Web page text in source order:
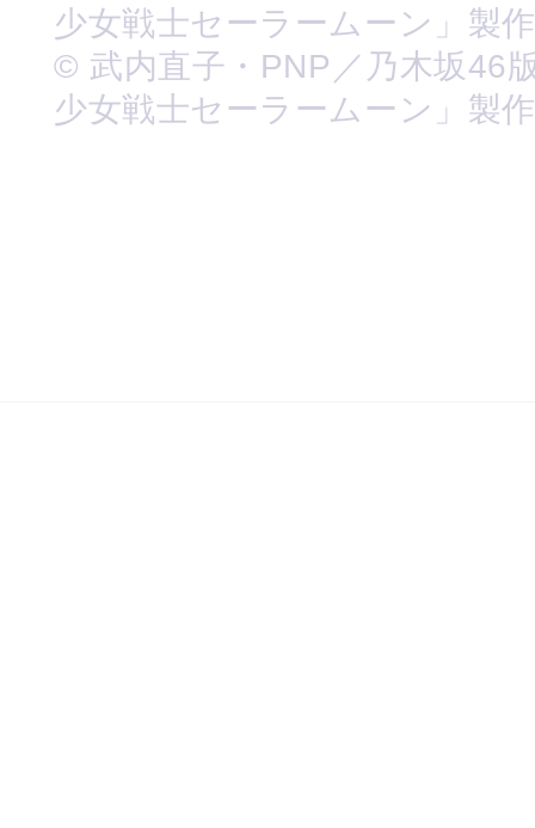
少女戦士セーラームーン」製
© 武内直子・PNP／乃木坂46
少女戦士セーラームーン」製